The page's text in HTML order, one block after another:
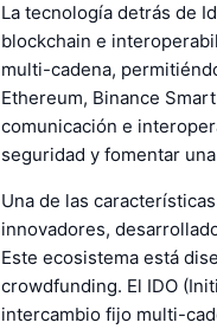
La tecnología detrás de
blockchain e
multi-cadena,
Ethereum, Binance
comunicación e
seguridad y fomentar
Una de las
innovadores,
Este ecosistema está
crowdfunding. El IDO
intercambio fijo multi-